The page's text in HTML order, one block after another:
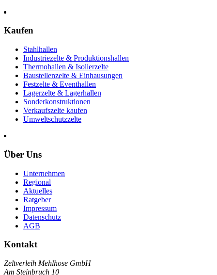
Kaufen
Stahlhallen
Industriezelte & Produktionshallen
Thermohallen & Isolierzelte
Baustellenzelte & Einhausungen
Festzelte & Eventhallen
Lagerzelte & Lagerhallen
Sonderkonstruktionen
Verkaufszelte kaufen
Umweltschutzzelte
Über Uns
Unternehmen
Regional
Aktuelles
Ratgeber
Impressum
Datenschutz
AGB
Kontakt
Zeltverleih Mehlhose GmbH
Am Steinbruch 10